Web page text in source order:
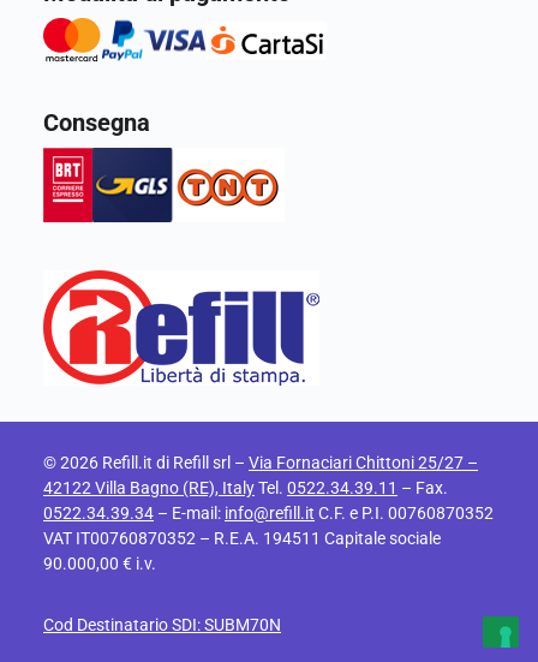
Consegna
© 2026 Refill.it di Refill srl – Via Fornaciari Chittoni 25/27 –
42122 Villa Bagno (RE), ItalyTel. 0522.34.39.11 – Fax.
0522.34.39.34 – E-mail: info@refill.it C.F. e P.I. 00760870352
VAT IT00760870352 – R.E.A. 194511 Capitale sociale
90.000,00 € i.v.
Cod Destinatario SDI: SUBM70N